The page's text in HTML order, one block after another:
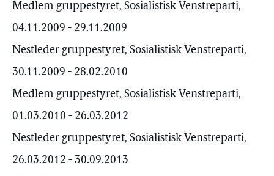
Medlem gruppestyret, Sosialistisk Venstreparti,
04.11.2009 - 29.11.2009
Nestleder gruppestyret, Sosialistisk Venstreparti,
30.11.2009 - 28.02.2010
Medlem gruppestyret, Sosialistisk Venstreparti,
01.03.2010 - 26.03.2012
Nestleder gruppestyret, Sosialistisk Venstreparti,
26.03.2012 - 30.09.2013